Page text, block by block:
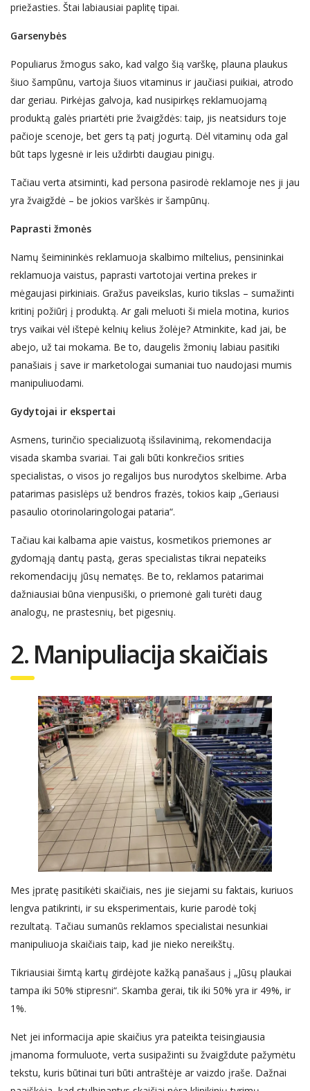
priežasties. Štai labiausiai paplitę tipai.
Garsenybės
Populiarus žmogus sako, kad valgo šią varškę, plauna plaukus
šiuo šampūnu, vartoja šiuos vitaminus ir jaučiasi puikiai, atrodo
dar geriau. Pirkėjas galvoja, kad nusipirkęs reklamuojamą
produktą galės priartėti prie žvaigždės: taip, jis neatsidurs toje
pačioje scenoje, bet gers tą patį jogurtą. Dėl vitaminų oda gal
būt taps lygesnė ir leis uždirbti daugiau pinigų.
Tačiau verta atsiminti, kad persona pasirodė reklamoje nes ji jau
yra žvaigždė – be jokios varškės ir šampūnų.
Paprasti žmonės
Namų šeimininkės reklamuoja skalbimo miltelius, pensininkai
reklamuoja vaistus, paprasti vartotojai vertina prekes ir
mėgaujasi pirkiniais. Gražus paveikslas, kurio tikslas – sumažinti
kritinį požiūrį į produktą. Ar gali meluoti ši miela motina, kurios
trys vaikai vėl ištepė kelnių kelius žolėje? Atminkite, kad jai, be
abejo, už tai mokama. Be to, daugelis žmonių labiau pasitiki
panašiais į save ir marketologai sumaniai tuo naudojasi mumis
manipuliuodami.
Gydytojai ir ekspertai
Asmens, turinčio specializuotą išsilavinimą, rekomendacija
visada skamba svariai. Tai gali būti konkrečios srities
specialistas, o visos jo regalijos bus nurodytos skelbime. Arba
patarimas pasislėps už bendros frazės, tokios kaip „Geriausi
pasaulio otorinolaringologai pataria“.
Tačiau kai kalbama apie vaistus, kosmetikos priemones ar
gydomąją dantų pastą, geras specialistastikrai nepateiks
rekomendacijų jūsų nematęs. Be to, reklamos patarimai
dažniausiai būna vienpusiški, o priemonė gali turėti daug
analogų, ne prastesnių, bet pigesnių.
2. Manipuliacija skaičiais
Mes įpratę pasitikėti skaičiais, nes jie siejami su faktais, kuriuos
lengva patikrinti, ir su eksperimentais, kurie parodė tokį
rezultatą. Tačiau sumanūs reklamos specialistai nesunkiai
manipuliuoja skaičiaistaip, kad jie nieko nereikštų.
Tikriausiai šimtą kartų girdėjote kažką panašaus į „Jūsų plaukai
tampa iki 50% stipresni“. Skamba gerai, tik iki 50% yra ir 49%, ir
1%.
Net jei informacija apie skaičius yra pateikta teisingiausia
įmanoma formuluote, verta susipažinti su žvaigždute pažymėtu
tekstu, kuris būtinai turi būti antraštėje ar vaizdo įraše. Dažnai